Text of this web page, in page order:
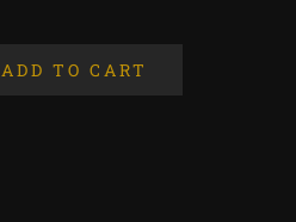
ADD TO CART